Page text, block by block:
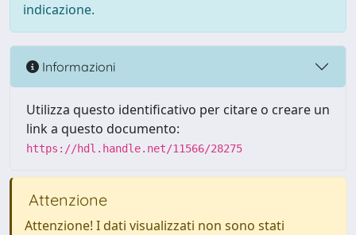
indicazione.
Informazioni
Utilizza questo identificativo per citare o creare un
link a questo documento:
https://hdl.handle.net/11566/28275
Attenzione
Attenzione! I dati visualizzati non sono stati